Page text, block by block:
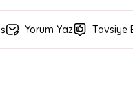
Yorum Yaz Tavsiye